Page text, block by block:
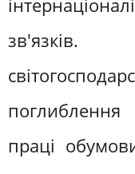
зв'язків.
праці